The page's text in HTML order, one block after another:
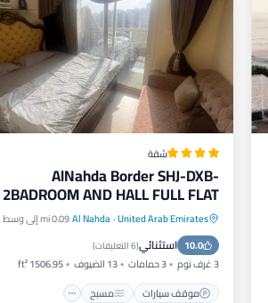
شقة
AlNahda Border SHJ-DXB-
2BADROOM AND HALL FULL FLAT
FOR YOU ONLY
United Arab Emirates
·
Al Nahda0.09 mi إلى وسط المدينة
10.0 استثنائي(6 التعليقات )
3 غرف نوم 3 حمامات 13 الضيوف
1506.95 ft²
موقف سيارات
مسبح
موقف سيارات
مسبح
شرفة / تراس
مكيف هواء